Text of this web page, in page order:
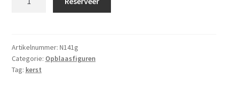
Artikelnummer: N141g
Categorie: Opblaasfiguren
Tag: kerst